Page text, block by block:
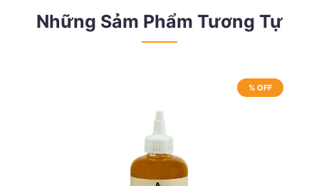
Những Sảm Phẩm Tương Tự
% OFF